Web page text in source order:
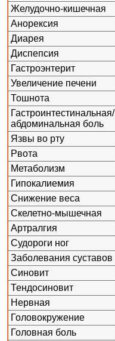
Желудочно-кишечная
Анорексия
Диарея
Диспепсия
Гастроэнтерит
Увеличение печени
Тошнота
Гастроинтестинальная/
абдоминальная боль
Язвы во рту
Рвота
Метаболизм
Гипокалиемия
Снижение веса
Скелетно-мышечная
Артралгия
Судороги ног
Заболевания суставов
Синовит
Тендосиновит
Нервная
Головокружение
Головная боль